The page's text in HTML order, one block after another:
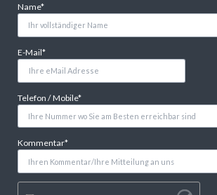
Pflichtfeld
Name*
Pflichtfeld
E-Mail*
Pflichtfeld
Telefon / Mobile*
Pflichtfeld
Kommentar*